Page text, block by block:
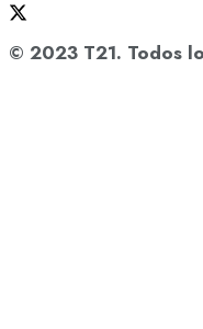
© 2023 T21. Todos